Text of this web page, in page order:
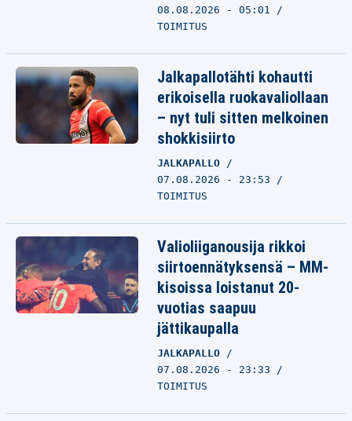
08.08.2026 - 05:01
TOIMITUS
Jalkapallotähti kohautti
erikoisella ruokavaliollaan
– nyt tuli sitten melkoinen
shokkisiirto
JALKAPALLO
07.08.2026 - 23:53
TOIMITUS
Valioliiganousija rikkoi
siirtoennätyksensä – MM-
kisoissa loistanut 20-
vuotias saapuu
jättikaupalla
JALKAPALLO
07.08.2026 - 23:33
TOIMITUS